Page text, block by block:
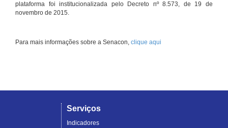
plataforma foi institucionalizada pelo Decreto nº 8.573, de 19 de
novembro de 2015.
Para mais informações sobre a Senacon, clique aqui
Serviços
Indicadores